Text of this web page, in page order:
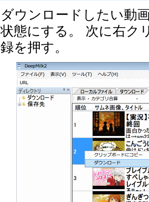
ダウンロードしたい動
状態にする。 次に右ク
録を押す。